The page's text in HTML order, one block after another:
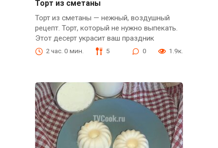
Торт из сметаны
Торт из сметаны — нежный, воздушный
рецепт. Торт, который не нужно выпекать.
Этот десерт украсит ваш праздник
2 час. 0 мин. 5 0 1.9к.